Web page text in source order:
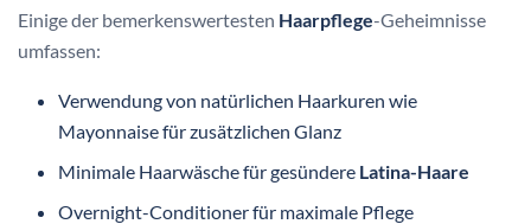
Einige der bemerkenswertesten Haarpflege-Geheimnisse
umfassen:
Verwendung von natürlichen Haarkuren wie
Mayonnaise für zusätzlichen Glanz
Minimale Haarwäsche für gesündere Latina-Haare
Overnight-Conditioner für maximale Pflege